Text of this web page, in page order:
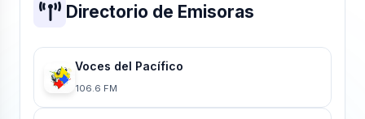
Directorio de Emisoras
Voces del Pacífico
106.6 FM